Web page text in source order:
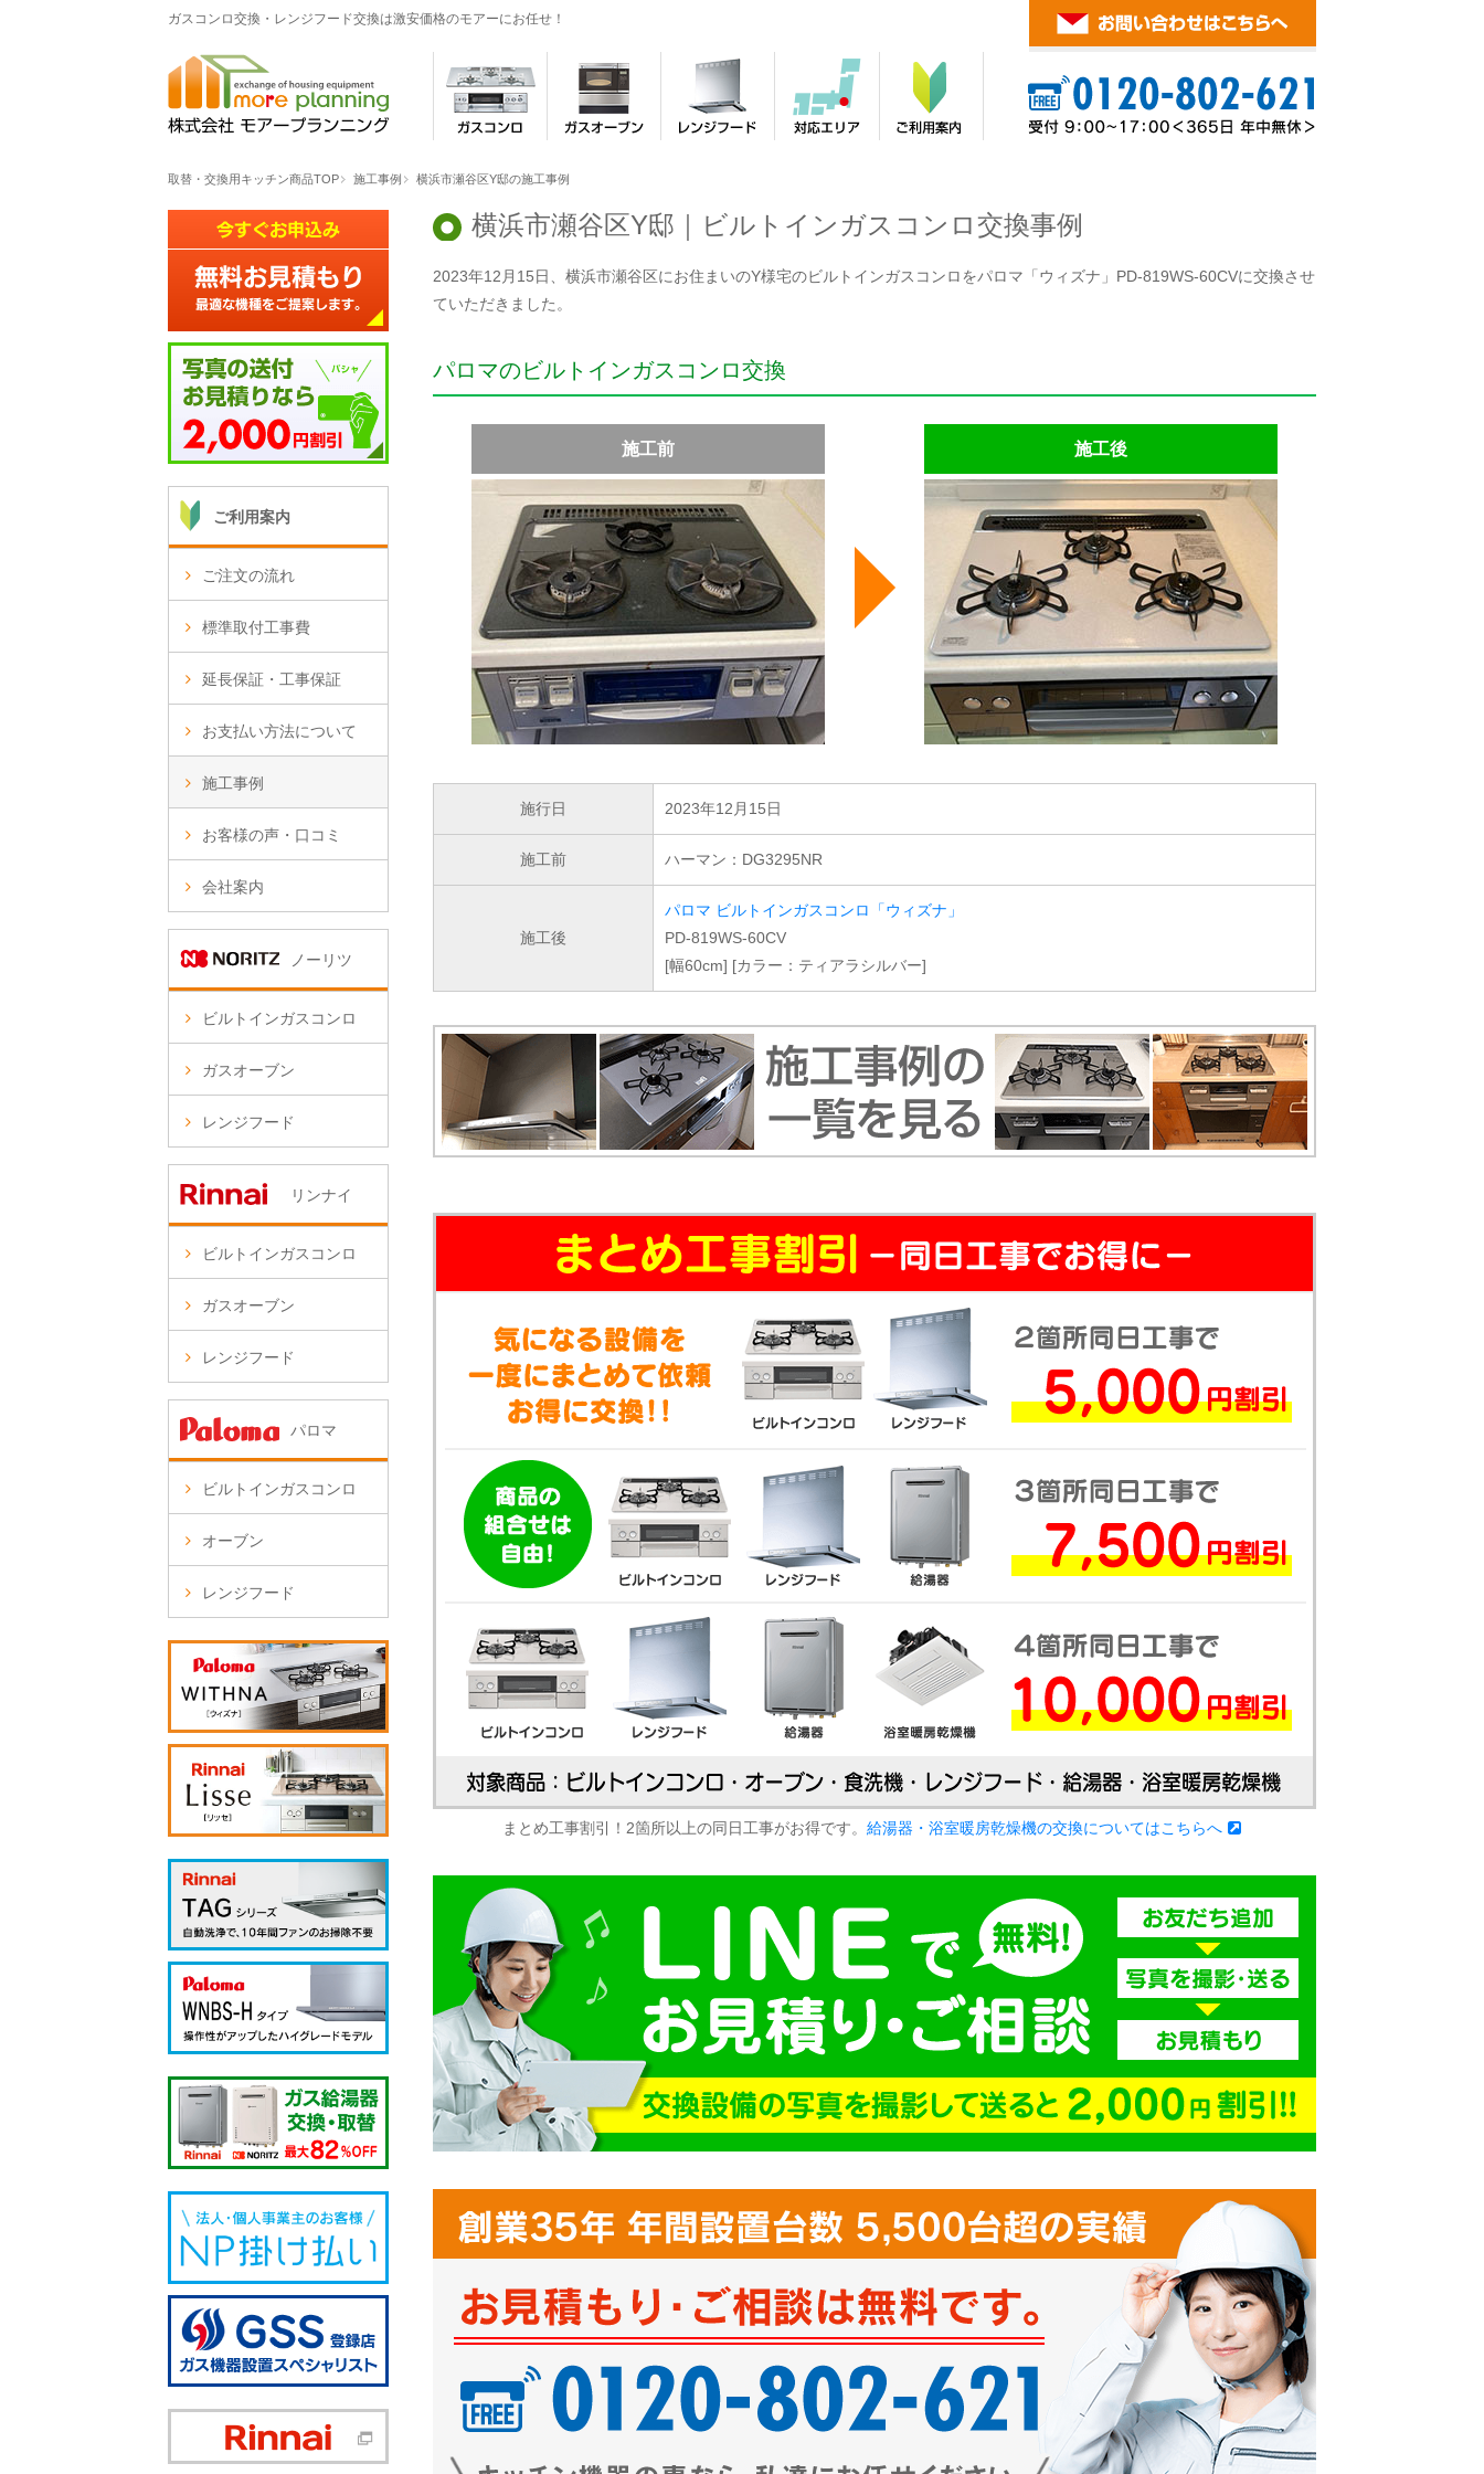
ガスコンロ交換・レンジフード交換は激安価格のモアーにお任せ！
取替・交換用キッチン商品TOP 施工事例 横浜市瀬谷区Y邸の施工事例
横浜市瀬谷区Y邸｜ビルトインガスコンロ交換事例
2023年12月15日、横浜市瀬谷区にお住まいのY様宅のビルトインガスコンロをパロマ「ウィズナ」PD-819WS-60CVに交換させ
ていただきました。
パロマのビルトインガスコンロ交換
施工前 施工後
施行日 2023年12月15日
施工前 ハーマン：DG3295NR
施工後
パロマ ビルトインガスコンロ「ウィズナ」
PD-819WS-60CV
[幅60cm] [カラー：ティアラシルバー]
まとめ工事割引！2箇所以上の同日工事がお得です。 給湯器・浴室暖房乾燥機の交換についてはこちらへ
ご利用案内
ご注文の流れ
標準取付工事費
延長保証・工事保証
お支払い方法について
施工事例
お客様の声・口コミ
会社案内
ノーリツ
ビルトインガスコンロ
ガスオーブン
レンジフード
リンナイ
ビルトインガスコンロ
ガスオーブン
レンジフード
パロマ
ビルトインガスコンロ
オーブン
レンジフード